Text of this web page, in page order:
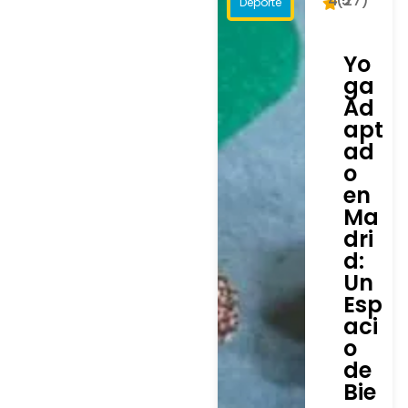
Yo
ga
Ad
apt
ad
o
en
Ma
dri
d:
Un
Esp
aci
o
de
Bie